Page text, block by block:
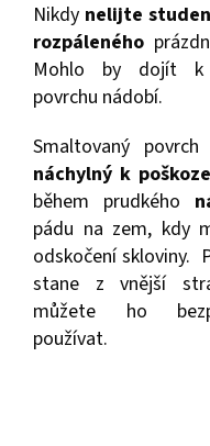
Nikdy nelijte
rozpáleného
Mohlo by dojít k
povrchu nádobí.
Smaltovaný
náchylný k
během prudkého
pádu na zem, kdy
odskočení skloviny.
stane z vnější
můžete ho
používat.